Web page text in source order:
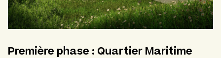
Première phase : Quartier Maritime